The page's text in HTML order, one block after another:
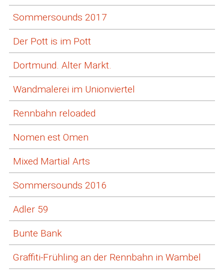
Sommersounds 2017
Der Pott is im Pott
Dortmund. Alter Markt.
Wandmalerei im Unionviertel
Rennbahn reloaded
Nomen est Omen
Mixed Martial Arts
Sommersounds 2016
Adler 59
Bunte Bank
Graffiti-Frühling an der Rennbahn in Wambel